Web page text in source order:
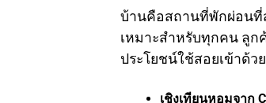
บ้านคือสถานที่พักผ่อนที่
เหมาะสำหรับทุกคน ลูก
ประโยชน์ใช้สอยเข้าด้ว
เชิงเทียนหอมจาก